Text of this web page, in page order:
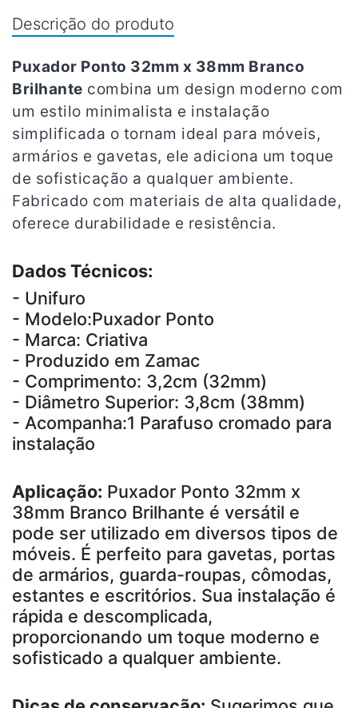
Descrição do produto
Puxador Ponto 32mm x 38mm Branco
Brilhante combina um design moderno com
um estilo minimalista e instalação
simplificada o tornam ideal para móveis,
armários e gavetas, ele adiciona um toque
de sofisticação a qualquer ambiente.
Fabricado com materiais de alta qualidade,
oferece durabilidade e resistência.
Dados Técnicos:
- Unifuro
- Modelo:Puxador Ponto
- Marca: Criativa
- Produzido em Zamac
- Comprimento: 3,2cm (32mm)
- Diâmetro Superior: 3,8cm (38mm)
- Acompanha:1 Parafuso cromado para
instalação
Aplicação: Puxador Ponto 32mm x
38mm Branco Brilhante é versátil e
pode ser utilizado em diversos tipos de
móveis. É perfeito para gavetas, portas
de armários, guarda-roupas, cômodas,
estantes e escritórios. Sua instalação é
rápida e descomplicada,
proporcionando um toque moderno e
sofisticado a qualquer ambiente.